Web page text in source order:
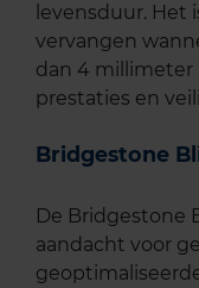
levensduur. Het
vervangen
dan 4
prestaties en
Bridgestone
De Bridgestone
aandacht voor